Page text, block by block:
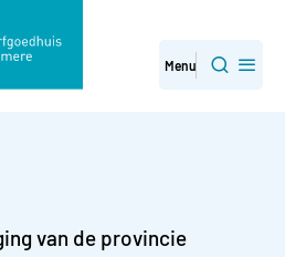
Menu Zoeken
van de provincie